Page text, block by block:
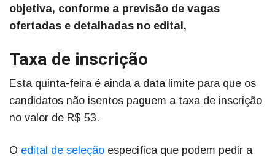
objetiva, conforme a previsão de vagas
ofertadas e detalhadas no edital,
Taxa de inscrição
Esta quinta-feira é ainda a data limite para que os
candidatos não isentos paguem a taxa de inscrição
no valor de R$ 53.
O edital de seleção especifica que podem pedir a